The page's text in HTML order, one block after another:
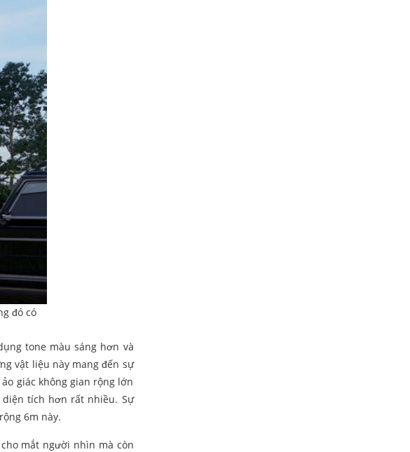
đó có
tone màu sáng hơn và
vật liệu này mang đến sự
giác không gian rộng lớn
tích hơn rất nhiều. Sự
6m này.
mắt người nhìn mà còn